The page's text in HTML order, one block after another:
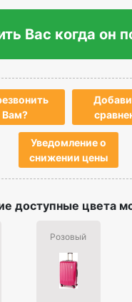
Вас когда он
Вам?
Уведомление о
снижении цены
доступные цвета
Розовый